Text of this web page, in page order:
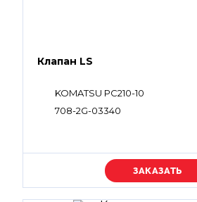
Клапан LS
KOMATSU PC210-10
708-2G-03340
Уточняйте цену